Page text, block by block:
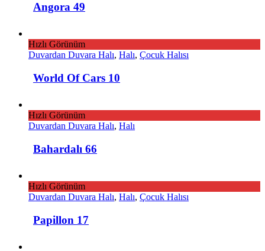
Angora 49
Hızlı Görünüm
Duvardan Duvara Halı, Halı, Çocuk Halısı
World Of Cars 10
Hızlı Görünüm
Duvardan Duvara Halı, Halı
Bahardalı 66
Hızlı Görünüm
Duvardan Duvara Halı, Halı, Çocuk Halısı
Papillon 17